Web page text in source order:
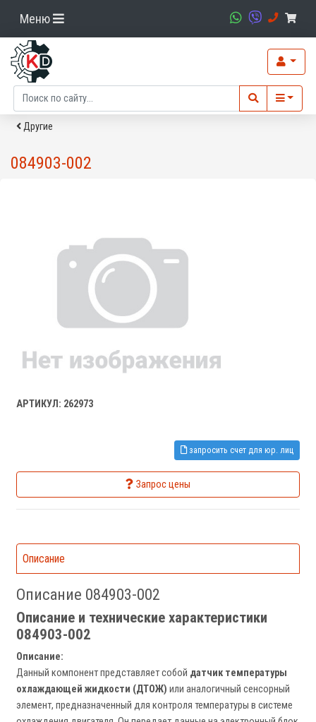
Меню
Другие
084903-002
АРТИКУЛ: 262973
запросить счет для юр. лиц
Запрос цены
Описание
Описание 084903-002
Описание и технические характеристики
084903-002
Описание:
Данный компонент представляет собой датчик температуры
охлаждающей жидкости (ДТОЖ) или аналогичный сенсорный
элемент, предназначенный для контроля температуры в системе